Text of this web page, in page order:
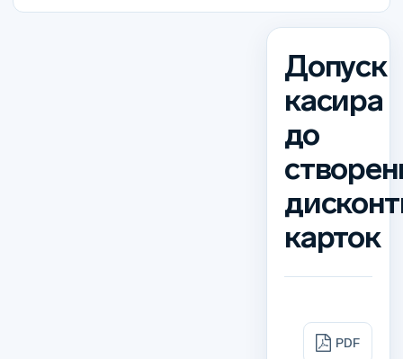
Допуск
касира
до
карток
PDF